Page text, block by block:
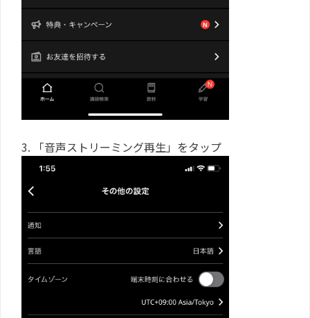
3. 「音声ストリーミング再生」をタップ